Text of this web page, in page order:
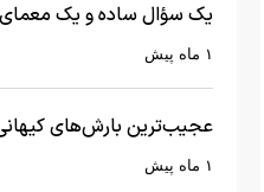
یک سؤال ساده و یک
از بیگ‌بنگ و آغاز جهان چه۱ ماه پیش
عجیب‌ترین بارش‌های
جواهرات گران‌قیمت تا۱ ماه پیش